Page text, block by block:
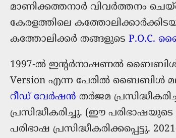
മാണിക്കത്തനാർ വിവർത്തനം
കേരളത്തിലെ
കത്തോലിക്കര്‍ തങ്ങളുടെ P.O.C.
1997-ല്‍ ഇന്റര്‍നാഷണല്‍ ബൈബിള്‍
Version എന്ന പേരില്‍ ബൈബിള്‍
റീഡ് വേർഷൻ തർജമ
പ്രസിദ്ധീകരിച്ചു. (ഈ
പരിഭാഷ പ്രസിദ്ധീകരിക്കപ്പെട്ടു.